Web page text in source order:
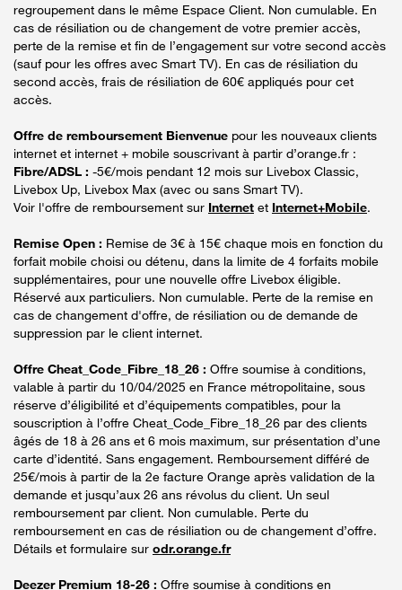
regroupement dans le même Espace Client. Non cumulable. En
cas de résiliation ou de changement de votre premier accès,
perte de la remise et fin de l’engagement sur votre second accès
(sauf pour les offres avec Smart TV). En cas de résiliation du
second accès, frais de résiliation de 60€ appliqués pour cet
accès.
Offre de remboursement Bienvenue pour les nouveaux clients
internet et internet + mobile souscrivant à partir d’orange.fr :
Fibre/ADSL : -5€/mois pendant 12 mois sur Livebox Classic,
Livebox Up, Livebox Max (avec ou sans Smart TV).
Voir l'offre de remboursement sur Internet et Internet+Mobile.
Remise Open : Remise de 3€ à 15€ chaque mois en fonction du
forfait mobile choisi ou détenu, dans la limite de 4 forfaits mobile
supplémentaires, pour une nouvelle offre Livebox éligible.
Réservé aux particuliers. Non cumulable. Perte de la remise en
cas de changement d'offre, de résiliation ou de demande de
suppression par le client internet.
Offre Cheat_Code_Fibre_18_26 : Offre soumise à conditions,
valable à partir du 10/04/2025 en France métropolitaine, sous
réserve d’éligibilité et d’équipements compatibles, pour la
souscription à l’offre Cheat_Code_Fibre_18_26 par des clients
âgés de 18 à 26 ans et 6 mois maximum, sur présentation d’une
carte d’identité. Sans engagement. Remboursement différé de
25€/mois à partir de la 2e facture Orange après validation de la
demande et jusqu’aux 26 ans révolus du client. Un seul
remboursement par client. Non cumulable. Perte du
remboursement en cas de résiliation ou de changement d’offre.
Détails et formulaire sur odr.orange.fr
Deezer Premium 18-26 : Offre soumise à conditions en